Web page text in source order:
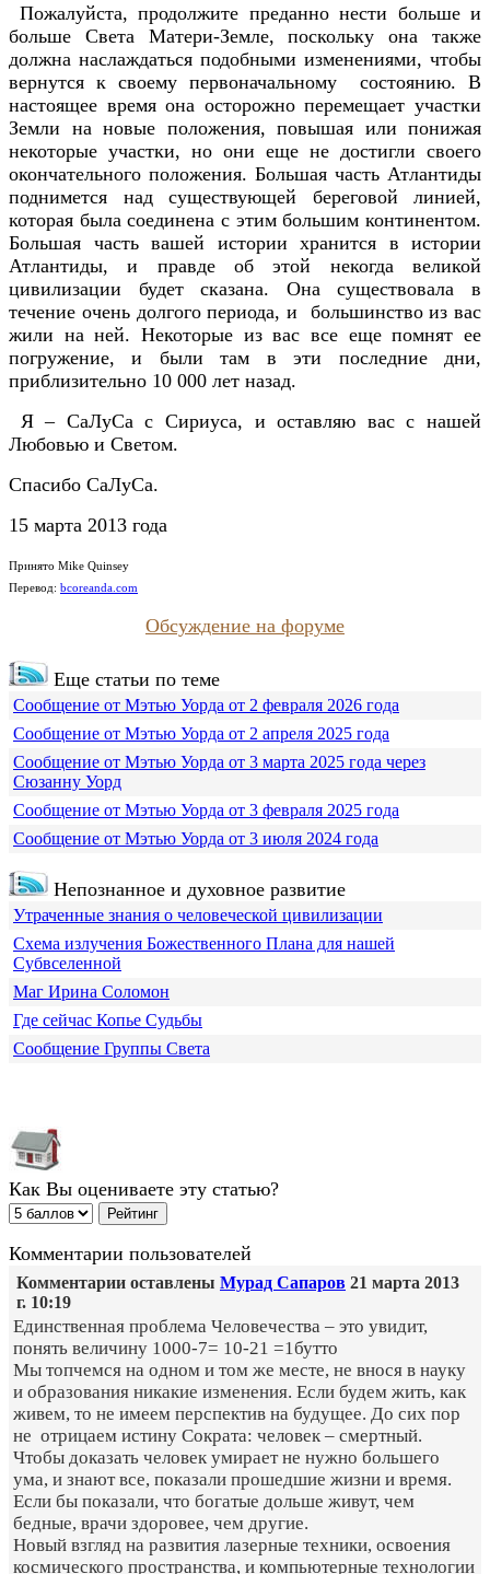
Пожалуйста, продолжите преданно нести больше и
больше Света Матери-Земле, поскольку она также
должна наслаждаться подобными изменениями, чтобы
вернутся к своему первоначальному состоянию. В
настоящее время она осторожно перемещает участки
Земли на новые положения, повышая или понижая
некоторые участки, но они еще не достигли своего
окончательного положения. Большая часть Атлантиды
поднимется над существующей береговой линией,
которая была соединена с этим большим континентом.
Большая часть вашей истории хранится в истории
Атлантиды, и правде об этой некогда великой
цивилизации будет сказана. Она существовала в
течение очень долгого периода, и большинство из вас
жили на ней. Некоторые из вас все еще помнят ее
погружение, и были там в эти последние дни,
приблизительно 10 000 лет назад.
Я – СаЛуСа с Сириуса, и оставляю вас с нашей
Любовью и Светом.
Спасибо СаЛуСа.
15 марта 2013 года
Принято Mike Quinsey
Перевод: bcoreanda.com
Обсуждение на форуме
Еще статьи по теме
Сообщение от Мэтью Уорда от 2 февраля 2026 года
Сообщение от Мэтью Уорда от 2 апреля 2025 года
Сообщение от Мэтью Уорда от 3 марта 2025 года через
Сюзанну Уорд
Сообщение от Мэтью Уорда от 3 февраля 2025 года
Сообщение от Мэтью Уорда от 3 июля 2024 года
Непознанное и духовное развитие
Утраченные знания о человеческой цивилизации
Схема излучения Божественного Плана для нашей
Субвселенной
Маг Ирина Соломон
Где сейчас Копье Судьбы
Сообщение Группы Света
Как Вы оцениваете эту статью?
Комментарии пользователей
Комментарии оставлены Мурад Сапаров 21 марта 2013
г. 10:19
Единственная проблема Человечества – это увидит,
понять величину 1000-7= 10-21 =1бутто
Мы топчемся на одном и том же месте, не внося в науку
и образования никакие изменения. Если будем жить, как
живем, то не имеем перспектив на будущее. До сих пор
не отрицаем истину Сократа: человек – смертный.
Чтобы доказать человек умирает не нужно большего
ума, и знают все, показали прошедшие жизни и время.
Если бы показали, что богатые дольше живут, чем
бедные, врачи здоровее, чем другие.
Новый взгляд на развития лазерные техники, освоения
космического пространства, и компьютерные технологии